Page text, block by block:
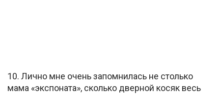
10. Лично мне очень запомнилась не столько
мама «экспоната», сколько дверной косяк весь